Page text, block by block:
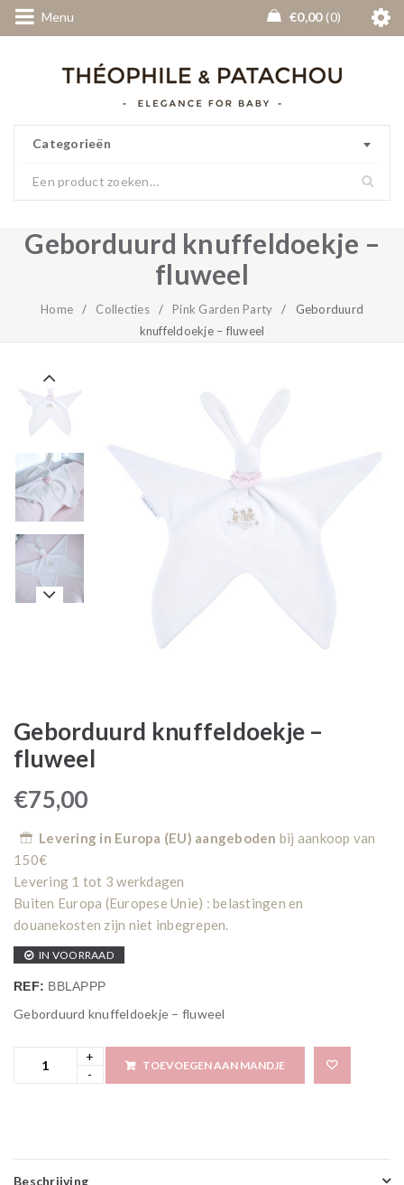
Menu €0,00 0
Categorieën
Geborduurd knuffeldoekje –
fluweel
Home / Collecties / Pink Garden Party /
Geborduurd
knuffeldoekje – fluweel
Geborduurd knuffeldoekje –
fluweel
€75,00
Levering in Europa (EU) aangeboden bij aankoop van
150€
Levering 1 tot 3 werkdagen
Buiten Europa (Europese Unie) : belastingen en
douanekosten zijn niet inbegrepen.
IN VOORRAAD
REF: BBLAPPP
Geborduurd knuffeldoekje – fluweel
TOEVOEGEN AAN MANDJE
Beschrijving